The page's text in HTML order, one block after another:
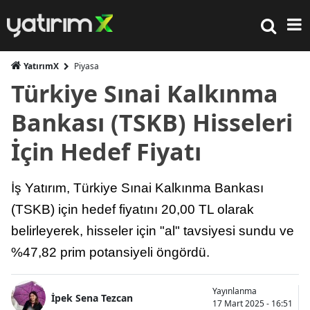
YatırımX Piyasa
Türkiye Sınai Kalkınma
Bankası (TSKB) Hisseleri
İçin Hedef Fiyatı
İş Yatırım, Türkiye Sınai Kalkınma Bankası
(TSKB) için hedef fiyatını 20,00 TL olarak
belirleyerek, hisseler için "al" tavsiyesi sundu ve
%47,82 prim potansiyeli öngördü.
İpek Sena Tezcan
Yayınlanma
17 Mart 2025 - 16:51